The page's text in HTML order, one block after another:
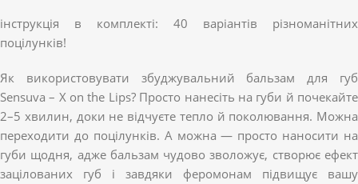
інструкція в комплекті: 40 варіантів різноманітних
поцілунків!
Як використовувати збуджувальний бальзам для губ
Sensuva – X on the Lips? Просто нанесіть на губи й почекайте
2–5 хвилин, доки не відчуєте тепло й поколювання. Можна
переходити до поцілунків. А можна — просто наносити на
губи щодня, адже бальзам чудово зволожує, створює ефект
зацілованих губ і завдяки феромонам підвищує вашу